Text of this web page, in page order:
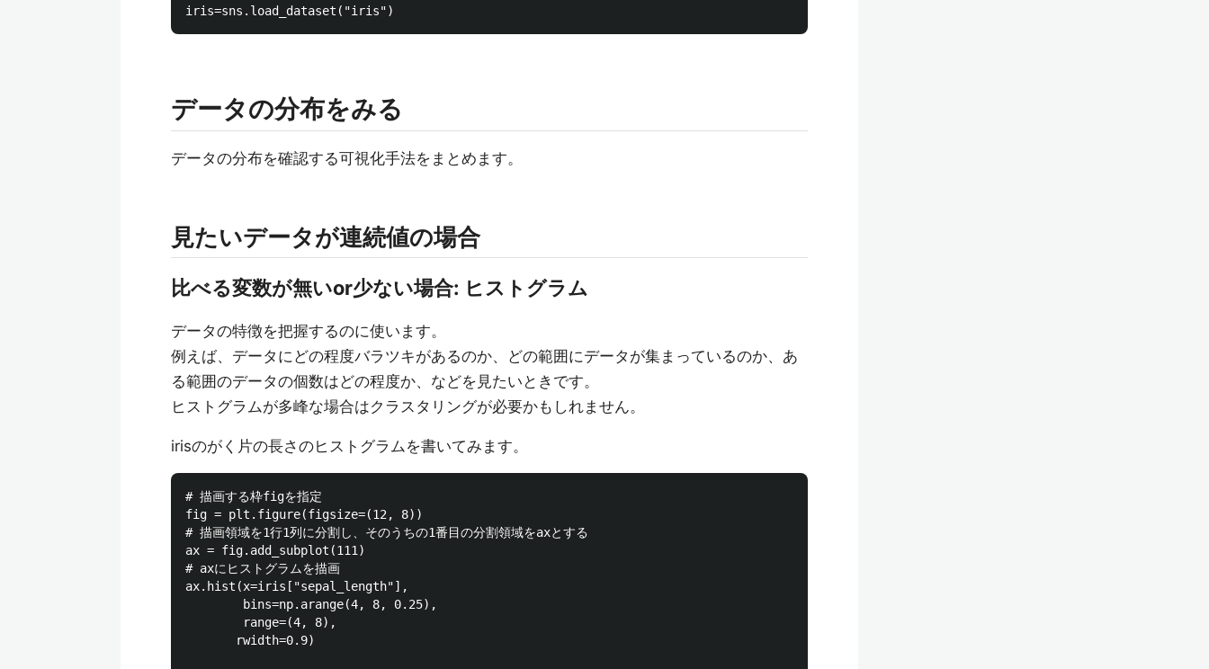
データの分布をみる
データの分布を確認する可視化手法をまとめます。
見たいデータが連続値の場合
比べる変数が無いor少ない場合: ヒストグラム
データの特徴を把握するのに使います。
例えば、データにどの程度バラツキがあるのか、どの範囲にデータが集まっているのか、あ
る範囲のデータの個数はどの程度か、などを見たいときです。
ヒストグラムが多峰な場合はクラスタリングが必要かもしれません。
irisのがく片の長さのヒストグラムを書いてみます。
# 描画する枠figを指定
fig = plt.figure(figsize=(12, 8))
# 描画領域を1行1列に分割し、そのうちの1番目の分割領域をaxとする
ax = fig.add_subplot(111)
# axにヒストグラムを描画
ax.hist(x=iris["sepal_length"],
        bins=np.arange(4, 8, 0.25),
        range=(4, 8),
       rwidth=0.9)